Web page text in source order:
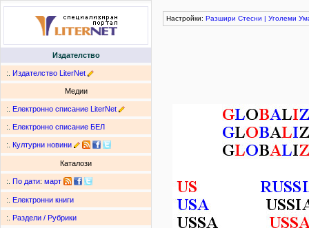
Издателство
:. Издателство LiterNet
Медии
:. Електронно списание LiterNet
:. Електронно списание БЕЛ
:. Културни новини
Каталози
:. По дати: март
:. Електронни книги
:. Раздели / Рубрики
Настройки: Разшири Стесни | Уголеми